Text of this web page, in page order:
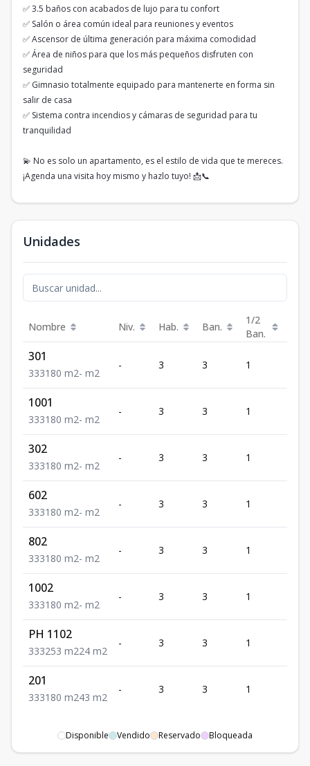
✅ 3.5 baños con acabados de lujo para tu confort
✅ Salón o área común ideal para reuniones y eventos
✅ Ascensor de última generación para máxima comodidad
✅ Área de niños para que los más pequeños disfruten con
seguridad
✅ Gimnasio totalmente equipado para mantenerte en forma sin
salir de casa
✅ Sistema contra incendios y cámaras de seguridad para tu
tranquilidad
💫 No es solo un apartamento, es el estilo de vida que te mereces.
¡Agenda una visita hoy mismo y hazlo tuyo! 📩📞
Unidades
Nombre Niv. Hab. Ban.
1/2
Ban.
301
333180 m2- m2
- 3 3 1
1001
333180 m2- m2
- 3 3 1
302
333180 m2- m2
- 3 3 1
602
333180 m2- m2
- 3 3 1
802
333180 m2- m2
- 3 3 1
1002
333180 m2- m2
- 3 3 1
PH 1102
333253 m224 m2
- 3 3 1
201
333180 m243 m2
- 3 3 1
Disponible Vendido Reservado Bloqueada